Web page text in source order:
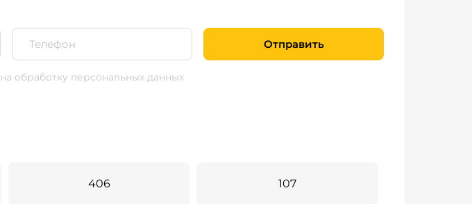
Отправить
на обработку персональных данных
406 107